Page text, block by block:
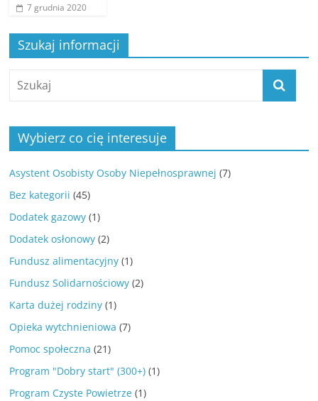
7 grudnia 2020
Szukaj informacji
Wybierz co cię interesuje
Asystent Osobisty Osoby Niepełnosprawnej (7)
Bez kategorii (45)
Dodatek gazowy (1)
Dodatek osłonowy (2)
Fundusz alimentacyjny (1)
Fundusz Solidarnościowy (2)
Karta dużej rodziny (1)
Opieka wytchnieniowa (7)
Pomoc społeczna (21)
Program "Dobry start" (300+) (1)
Program Czyste Powietrze (1)